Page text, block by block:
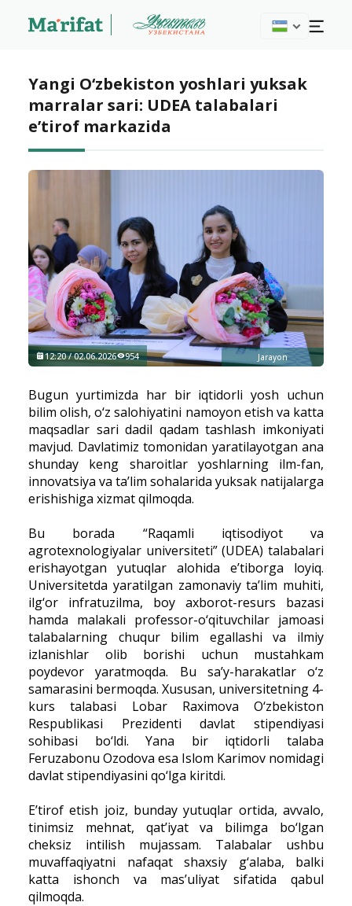
Yangi O‘zbekiston yoshlari yuksak
marralar sari: UDEA talabalari
e’tirof markazida
Jarayon
12:20 / 02.06.2026 954
Bugun yurtimizda har bir iqtidorli yosh uchun
bilim olish, o‘z salohiyatini namoyon etish va katta
maqsadlar sari dadil qadam tashlash imkoniyati
mavjud. Davlatimiz tomonidan yaratilayotgan ana
shunday keng sharoitlar yoshlarning ilm-fan,
innovatsiya va ta’lim sohalarida yuksak natijalarga
erishishiga xizmat qilmoqda.
Bu borada “Raqamli iqtisodiyot va
agrotexnologiyalar universiteti” (UDEA) talabalari
erishayotgan yutuqlar alohida e’tiborga loyiq.
Universitetda yaratilgan zamonaviy ta’lim muhiti,
ilg‘or infratuzilma, boy axborot-resurs bazasi
hamda malakali professor-o‘qituvchilar jamoasi
talabalarning chuqur bilim egallashi va ilmiy
izlanishlar olib borishi uchun mustahkam
poydevor yaratmoqda. Bu sa’y-harakatlar o‘z
samarasini bermoqda. Xususan, universitetning 4-
kurs talabasi Lobar Raximova O‘zbekiston
Respublikasi Prezidenti davlat stipendiyasi
sohibasi bo‘ldi. Yana bir iqtidorli talaba
Feruzabonu Ozodova esa Islom Karimov nomidagi
davlat stipendiyasini qo‘lga kiritdi.
E’tirof etish joiz, bunday yutuqlar ortida, avvalo,
tinimsiz mehnat, qat’iyat va bilimga bo‘lgan
cheksiz intilish mujassam. Talabalar ushbu
muvaffaqiyatni nafaqat shaxsiy g‘alaba, balki
katta ishonch va mas’uliyat sifatida qabul
qilmoqda.